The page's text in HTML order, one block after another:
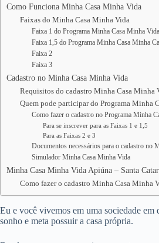
Como Funciona Minha Casa Minha Vida
Faixas do Minha Casa Minha Vida
Faixa 1 do Programa Minha Casa Minha Vida
Faixa 1,5 do Programa Minha Casa Minha
Faixa 2
Faixa 3
Cadastro no Minha Casa Minha Vida
Requisitos do cadastro Minha Casa Minha
Quem pode participar do Programa Minha
Como fazer o cadastro no Programa Minha
Para se inscrever para as Faixas 1 e 1,5
Para as Faixas 2 e 3
Documentos necessários para o cadastro no
Simulador Minha Casa Minha Vida
Minha Casa Minha Vida Apiúna – Santa
Como fazer o cadastro Minha Casa Minha
Eu e você vivemos em uma sociedade em
sonho e meta possuir a casa própria.